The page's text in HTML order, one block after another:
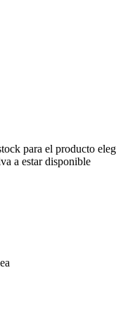
para el producto
a estar disponible